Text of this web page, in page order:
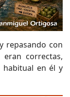
repasando con
correctas,
habitual en él y